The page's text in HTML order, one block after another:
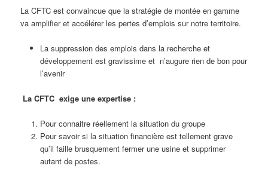
La CFTC est convaincue que la stratégie de montée en gamme
va amplifier et accélérer les pertes d’emplois sur notre territoire.
La suppression des emplois dans la recherche et
développement est gravissime et n’augure rien de bon pour
l’avenir
La CFTC exige une expertise :
Pour connaitre réellement la situation du groupe
Pour savoir si la situation financière est tellement grave
qu’il faille brusquement fermer une usine et supprimer
autant de postes.